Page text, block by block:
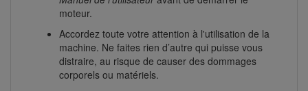
moteur.
Accordez toute votre attention à l'utilisation de la
machine. Ne faites rien d’autre qui puisse vous
distraire, au risque de causer des dommages
corporels ou matériels.